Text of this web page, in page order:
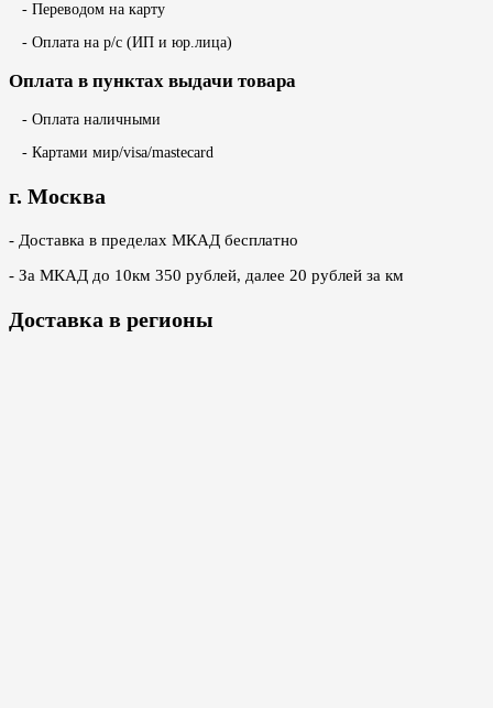
- Переводом на карту
- Оплата на р/с (ИП и юр.лица)
Оплата в пунктах выдачи товара
- Оплата наличными
- Картами мир/visa/mastecard
г. Москва
- Доставка в пределах МКАД бесплатно
- За МКАД до 10км 350 рублей, далее 20 рублей за км
Доставка в регионы